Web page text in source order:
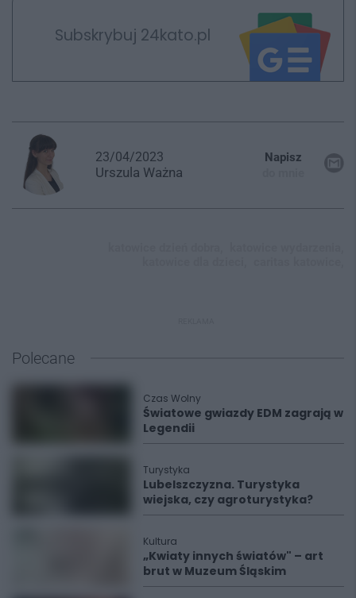
Subskrybuj 24kato.pl
23/04/2023
Urszula Ważna
Napisz
Polecane
Czas Wolny
Światowe gwiazdy EDM zagrają w
Legendii
Turystyka
Lubelszczyzna. Turystyka
wiejska, czy agroturystyka?
Kultura
„Kwiaty innych światów" – art
brut w Muzeum Śląskim